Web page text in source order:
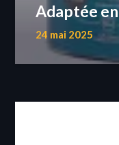
Adaptée
24 mai 2025